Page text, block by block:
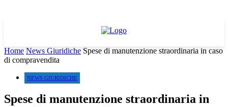
Home News Giuridiche Spese di manutenzione straordinaria in caso
di compravendita
NEWS GIURIDICHE
Spese di manutenzione straordinaria in